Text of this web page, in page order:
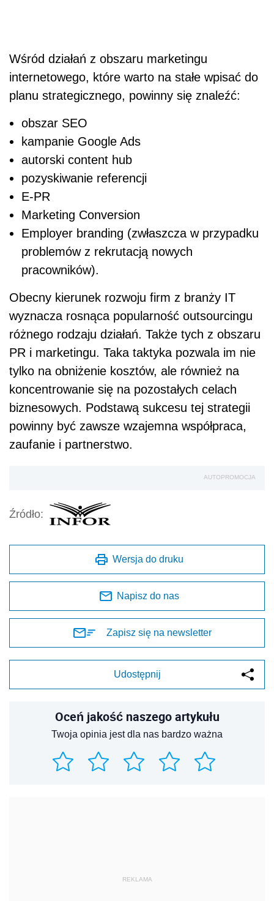
Wśród działań z obszaru marketingu
internetowego, które warto na stałe wpisać do
planu strategicznego, powinny się znaleźć:
obszar SEO
kampanie Google Ads
autorski content hub
pozyskiwanie referencji
E-PR
Marketing Conversion
Employer branding (zwłaszcza w przypadku
problemów z rekrutacją nowych
pracowników).
Obecny kierunek rozwoju firm z branży IT
wyznacza rosnąca popularność outsourcingu
różnego rodzaju działań. Także tych z obszaru
PR i marketingu. Taka taktyka pozwala im nie
tylko na obniżenie kosztów, ale również na
koncentrowanie się na pozostałych celach
biznesowych. Podstawą sukcesu tej strategii
powinny być zawsze wzajemna współpraca,
zaufanie i partnerstwo.
AUTOPROMOCJA
Źródło:
Wersja do druku
Napisz do nas
Zapisz się na newsletter
Udostępnij
Oceń jakość naszego artykułu
Twoja opinia jest dla nas bardzo ważna
REKLAMA